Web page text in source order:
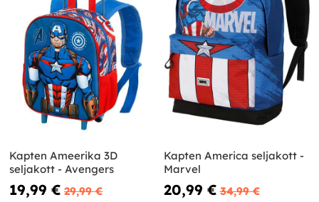
Kapten Ameerika 3D
seljakott - Avengers
19,99 € 29,99 €
Kapten America seljakott -
Marvel
20,99 € 34,99 €